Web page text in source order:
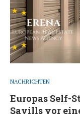
NACHRICHTEN
Europas Self-
Savills vor